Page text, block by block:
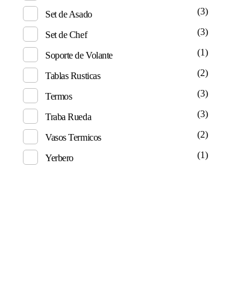
Set de Asado (3)
Set de Chef (3)
Soporte de Volante (1)
Tablas Rusticas (2)
Termos (3)
Traba Rueda (3)
Vasos Termicos (2)
Yerbero (1)